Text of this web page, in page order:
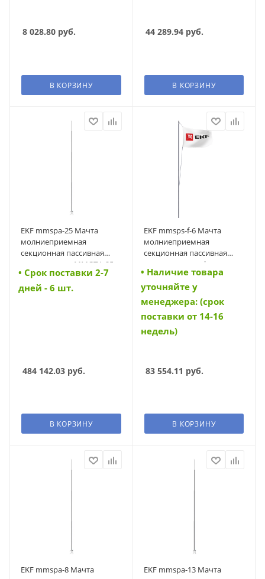
8 028.80 руб.
В КОРЗИНУ
44 289.94руб.
В КОРЗИНУ
EKF mmspa-25 Мачта
молниеприемная
секционная пассивная
алюминиевая ММСПА-25
L=25м Al EKF (mmspa-25)
• Cрок поставки 2-7
дней - 6 шт.
484 142.03 руб.
В КОРЗИНУ
EKF mmsps-f-6 Мачта
молниеприемная
секционная пассивная
алюминиевая c флагом
ММСПС-Ф-6 L=6м EKF
(mmsps-f-6)
• Наличие товара
уточняйте у
менеджера: (срок
поставки от 14-16
недель)
83 554.11 руб.
В КОРЗИНУ
EKF mmspa-8 Мачта
EKF mmspa-13 Мачта